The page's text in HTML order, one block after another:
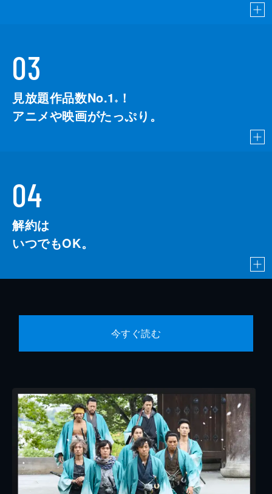
03
見放題作品数No.1 ※
！
アニメや映画がたっぷり。
04
解約は
いつでもOK。
今すぐ読む